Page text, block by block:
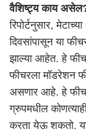
वैशिष्ट्य काय
रिपोर्टनुसार, मेटाच्या
दिवसांपासून या
झाल्या आहेत. हे
फीचरला मॉडरेशन
असणार आहे. हे
ग्रुपमधील
करता येऊ शकतो.